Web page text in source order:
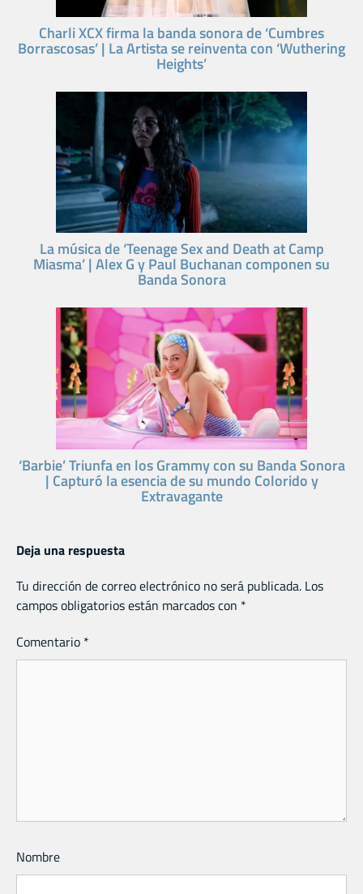
Charli XCX firma la banda sonora de ‘Cumbres
Borrascosas’ | La Artista se reinventa con ‘Wuthering
Heights’
La música de ‘Teenage Sex and Death at Camp
Miasma’ | Alex G y Paul Buchanan componen su
Banda Sonora
‘Barbie’ Triunfa en los Grammy con su Banda Sonora
| Capturó la esencia de su mundo Colorido y
Extravagante
Deja una respuesta
Tu dirección de correo electrónico no será publicada. Los
campos obligatorios están marcados con *
Comentario *
Nombre